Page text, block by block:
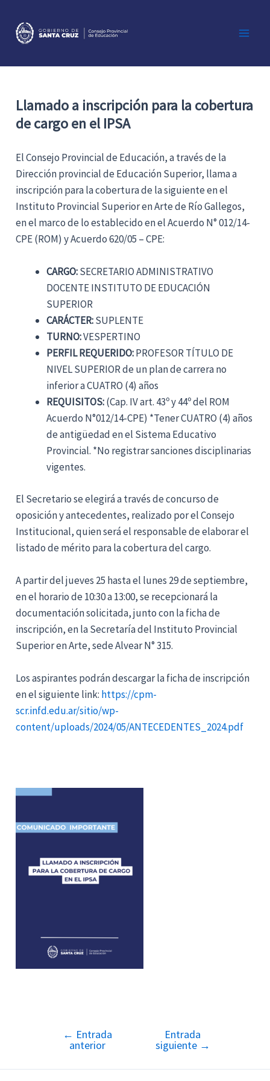
contenido
Llamado a inscripción para la cobertura
de cargo en el IPSA
El Consejo Provincial de Educación, a través de la
Dirección provincial de Educación Superior, llama a
inscripción para la cobertura de la siguiente en el
Instituto Provincial Superior en Arte de Río Gallegos,
en el marco de lo establecido en el Acuerdo N° 012/14-
CPE (ROM) y Acuerdo 620/05 – CPE:
CARGO:SECRETARIO ADMINISTRATIVO
DOCENTE INSTITUTO DE EDUCACIÓN
SUPERIOR
CARÁCTER:SUPLENTE
TURNO:VESPERTINO
PERFIL REQUERIDO:PROFESOR TÍTULO DE
NIVEL SUPERIOR de un plan de carrera no
inferior a CUATRO (4) años
REQUISITOS:(Cap. IV art. 43º y 44º del ROM
Acuerdo N°012/14-CPE) *Tener CUATRO (4) años
de antigüedad en el Sistema Educativo
Provincial. *No registrar sanciones disciplinarias
vigentes.
El Secretario se elegirá a través de concurso de
oposición y antecedentes, realizado por el Consejo
Institucional, quien será el responsable de elaborar el
listado de mérito para la cobertura del cargo.
A partir del jueves 25 hasta el lunes 29 de septiembre,
en el horario de 10:30 a 13:00, se recepcionará la
documentación solicitada, junto con la ficha de
inscripción, en la Secretaría del Instituto Provincial
Superior en Arte, sede Alvear N° 315.
Los aspirantes podrán descargar la ficha de inscripción
en el siguiente link: https://cpm-
scr.infd.edu.ar/sitio/wp-
content/uploads/2024/05/ANTECEDENTES_2024.pdf
Navegación
entradas
← Entrada
anterior
Entrada
siguiente →